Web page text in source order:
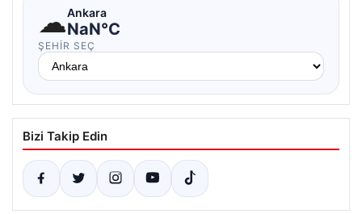
☁Ankara
NaN°C
ŞEHIR SEÇ
Bizi Takip Edin